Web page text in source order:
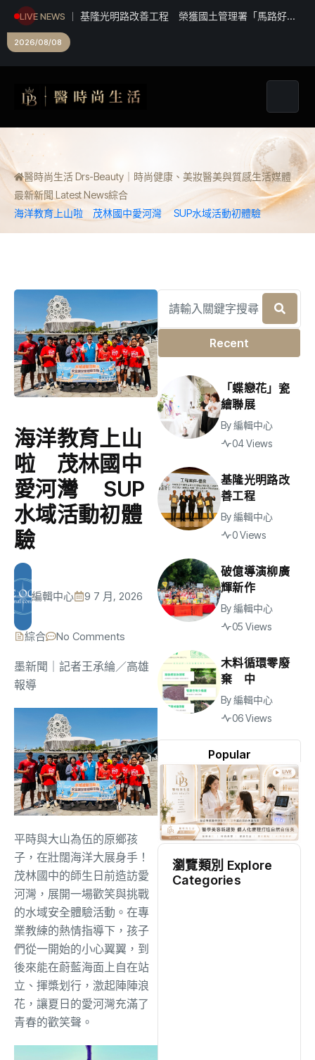
LIVE NEWS
基隆光明路改善工程 榮獲國土管理署「馬路好
2026/08/08
醫時尚生活 Drs-Beauty｜時尚健康、美妝醫美與質感生活媒體
最新新聞 Latest News綜合
海洋教育上山啦 茂林國中愛河灣 SUP水域活動初體驗
海洋教育上山
啦 茂林國中
愛河灣 SUP
水域活動初體
驗
編輯中心 9 7 月, 2026
綜合 No Comments
墨新聞 ｜記者王承綸／高雄
報導
平時與大山為伍的原鄉孩
子，在壯闊海洋大展身手！
茂林國中的師生日前造訪愛
河灣，展開一場歡笑與挑戰
的水域安全體驗活動。在專
業教練的熱情指導下，孩子
們從一開始的小心翼翼，到
後來能在蔚藍海面上自在站
立、揮槳划行，激起陣陣浪
花，讓夏日的愛河灣充滿了
青春的歡笑聲。
Recent
Popular
「蝶戀花」瓷
繪聯展
By編輯中心
04 Views
基隆光明路改
善工程
By編輯中心
0 Views
破億導演柳廣
輝新作
By編輯中心
05 Views
木料循環零廢
棄 中
By編輯中心
06 Views
瀏覽類別 Explore
Categories